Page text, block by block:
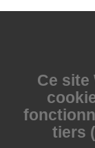
Ce site
tiers